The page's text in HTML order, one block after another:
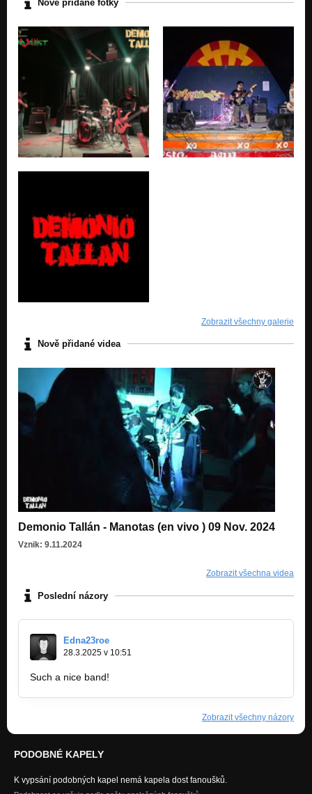
Nově přidané fotky
Zobrazit všechny galerie
Nově přidané videa
Demonio Tallán - Manotas (en vivo ) 09 Nov. 2024
Vznik: 9.11.2024
Zobrazit všechna videa
Poslední názory
Edna23roe
28.3.2025 v 10:51
Such a nice band!
Zobrazit všechny názory
PODOBNÉ KAPELY
K vypsání podobných kapel nemá kapela dost fanoušků.